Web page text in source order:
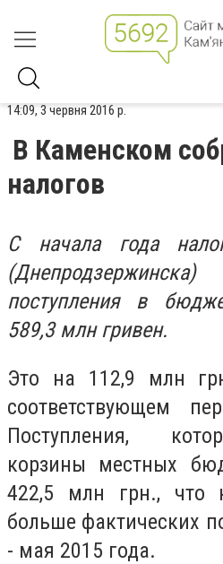
14:09, 3 червня 2016 р.
В Каменском
налогов
С начала года
поступления в
589,3 млн гривен.
Это на 112,9 млн
соответствующем
Поступления,
корзины местных
422,5 млн грн., что
больше фактических
- мая 2015 года.